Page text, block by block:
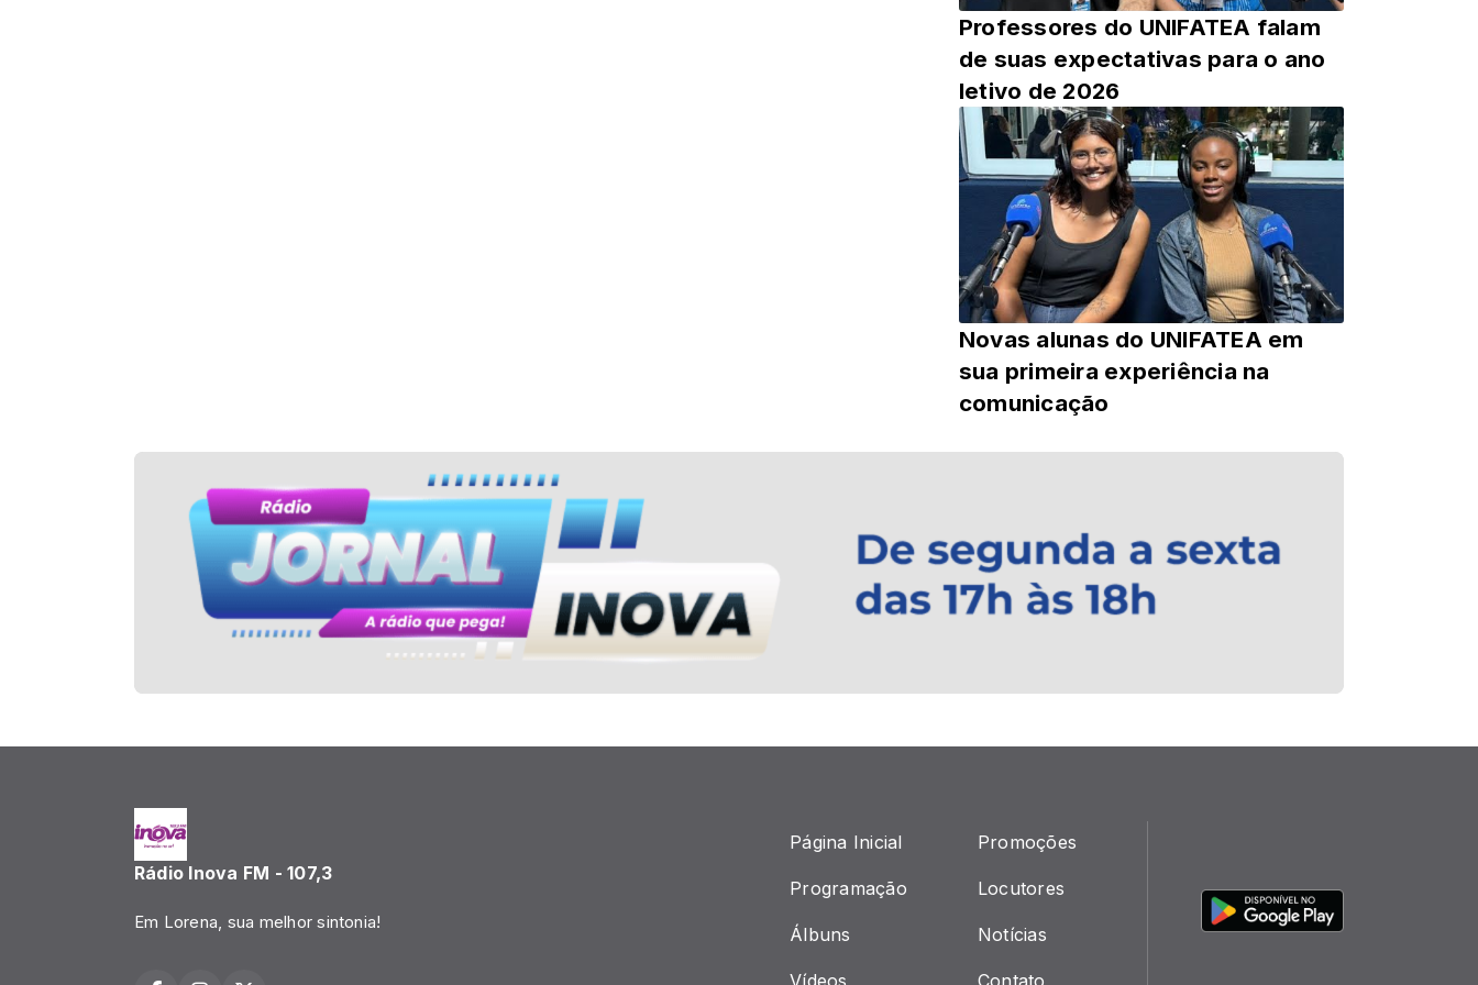
Professores do UNIFATEA falam
de suas expectativas para o ano
letivo de 2026
Novas alunas do UNIFATEA em
sua primeira experiência na
comunicação
Rádio Inova FM - 107,3
Em Lorena, sua melhor sintonia!
Página Inicial
Programação
Álbuns
Vídeos
Promoções
Locutores
Notícias
Contato